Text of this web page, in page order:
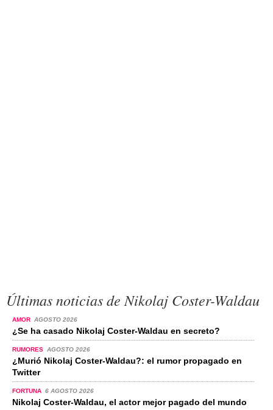
Últimas noticias de Nikolaj Coster-Waldau
AMOR AGOSTO 2026
¿Se ha casado Nikolaj Coster-Waldau en secreto?
RUMORES AGOSTO 2026
¿Murió Nikolaj Coster-Waldau?: el rumor propagado en
Twitter
FORTUNA 6 AGOSTO 2026
Nikolaj Coster-Waldau, el actor mejor pagado del mundo